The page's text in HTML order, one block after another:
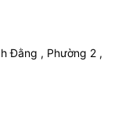
Đằng , Phường 2 ,